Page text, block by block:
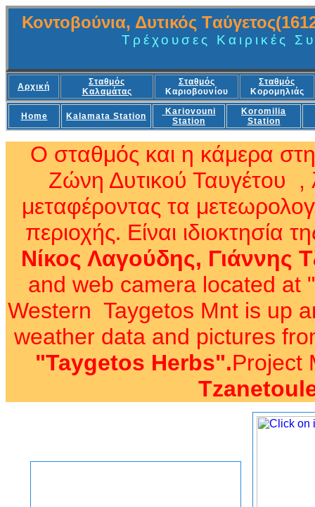
Κοντοβούνια, Δυτικός Tαύγε
Τρέχουσες Καιρικές
Αρχική
Σταθμός
Καλαμάτας
Σταθμός
Καριοβουνίου
Σταθμός
Κορομηλιάς
Home Kalamata Station
Kariovouni
Station
Koromilia
Station
Ο σταθμός και η κάμερα
Ζώνη Δυτικού Ταυγέτου ,
μεταφέροντας τα
περιοχής. Είναι ιδιοκτησία
Νίκος Λαγούδης, Γιάννης
and web camera located at
Western Taygetos Mnt is up
weather data and pictures
"Taygetos Herbs".Project